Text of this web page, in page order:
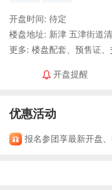
开盘时间: 待定
楼盘地址: 新津 五津街道
更多: 楼盘配套、预售证
开盘提醒
优惠活动
报名参团享最新开盘